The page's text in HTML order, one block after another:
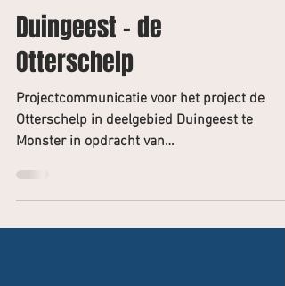
Duingeest - de
Otterschelp
Projectcommunicatie voor het project de
Monster in opdracht van
Ontwikkelingsmaatschappij Het...